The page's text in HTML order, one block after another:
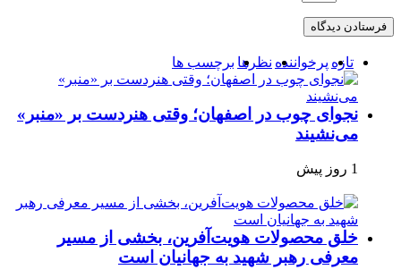
تازه پرخواننده نظرها برچسب ها
نجوای چوب در اصفهان؛ وقتی هنردست بر «منبر»
می‌نشیند
1 روز پیش
خلق محصولات هویت‌آفرین، بخشی از مسیر
معرفی رهبر شهید به جهانیان است